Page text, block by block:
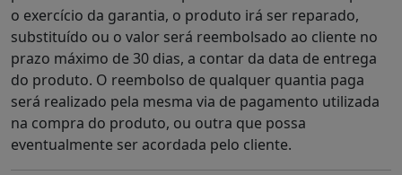
o exercício da garantia, o produto irá ser reparado,
substituído ou o valor será reembolsado ao cliente no
prazo máximo de 30 dias, a contar da data de entrega
do produto. O reembolso de qualquer quantia paga
será realizado pela mesma via de pagamento utilizada
na compra do produto, ou outra que possa
eventualmente ser acordada pelo cliente.